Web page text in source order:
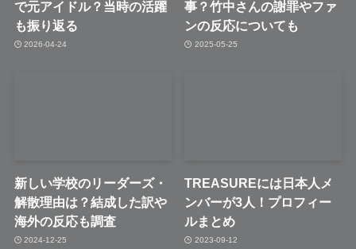
で元アイドル？当時の活躍
も振り返る
2026-04-24
事？竹中さんの謝罪やファ
ンの反応についても
2025-05-25
新しい学校のリーダーズ・
解散理由は？結成した訳や
海外の反応も調査
2024-12-25
TREASUREには日本人メ
ンバーが3人！プロフィー
ルまとめ
2023-09-12